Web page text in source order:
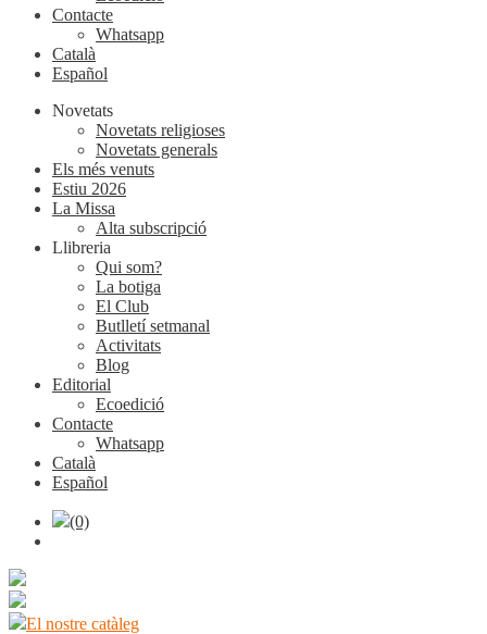
Contacte
Whatsapp
Català
Español
Novetats
Novetats religioses
Novetats generals
Els més venuts
Estiu 2026
La Missa
Alta subscripció
Llibreria
Qui som?
La botiga
El Club
Butlletí setmanal
Activitats
Blog
Editorial
Ecoedició
Contacte
Whatsapp
Català
Español
(0)
El nostre catàleg